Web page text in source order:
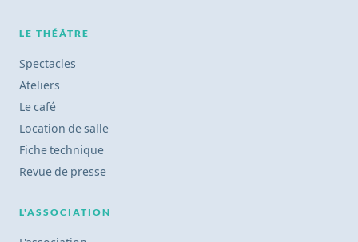
LE THÉÂTRE
Spectacles
Ateliers
Le café
Location de salle
Fiche technique
Revue de presse
L'ASSOCIATION